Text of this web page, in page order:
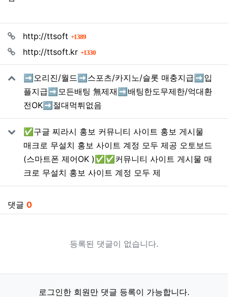
http://ttsoft 1389회 연결
http://ttsoft.kr
1330회 연결
➡️오리진/월드➡️스포츠/카지노/슬롯 매충지급➡️입
플지급➡️모든배팅 無제재➡️배팅한도무제한/억대환
전OK➡️절대먹튀없음
✅구글 찌라시 홍보 커뮤니티 사이트 홍보 게시물
매크로 무설치 홍보 사이트 계정 모두 제공 오토보드
(스마트폰 제어OK )✅✅커뮤니티 사이트 게시물 매
크로 무설치 홍보 사이트 계정 모두 제
댓글 0
등록된 댓글이 없습니다.
로그인한 회원만 댓글 등록이 가능합니다.